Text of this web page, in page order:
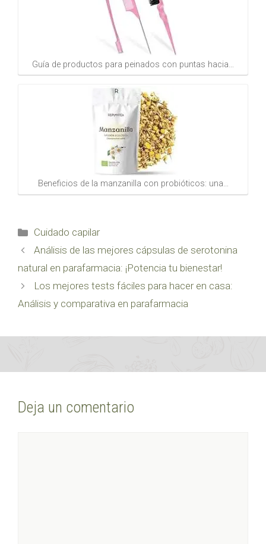
Guía de productos para peinados con puntas hacia…
Beneficios de la manzanilla con probióticos: una…
Categorías
Cuidado capilar
Análisis de las mejores cápsulas de serotonina
natural en parafarmacia: ¡Potencia tu bienestar!
Los mejores tests fáciles para hacer en casa:
Análisis y comparativa en parafarmacia
Deja un comentario